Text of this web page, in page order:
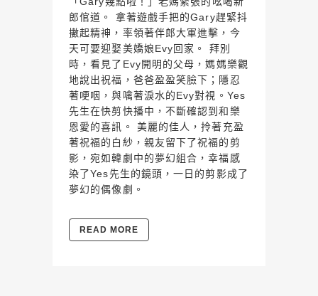
郎倌道。 拿著遊戲手把的Gary趕緊抖
擻起精神，率領著伴郎大軍進擊，今
天可要迎娶美嬌娘Evy回家。 拜別
時，看見了Evy開明的父母，媽媽樂觀
地說出祝福，爸爸盈盈笑臉下；隱忍
著哽咽，與噙著淚水的Evy對視。Yes
先生在快剪快播中，不斷確認到和樂
恩愛的喜訊。 美麗的佳人，拎著充盈
著祝福的白紗，親友留下了祝福的剪
影，宛如韓劇中的夢幻組合，幸福感
染了Yes先生的鏡頭，一日的剪影成了
夢幻的偶像劇。
READ MORE